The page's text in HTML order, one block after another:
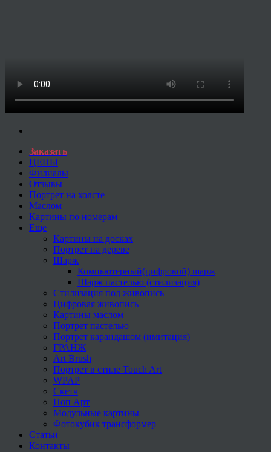
Заказать
ЦЕНЫ
Филиалы
Отзывы
Портрет на холсте
Маслом
Картины по номерам
Еще
Картины на досках
Портрет на дереве
Шарж
Компьютерный(цифровой) шарж
Шарж пастелью (стилизация)
Стилизация под живопись
Цифровая живопись
Картины маслом
Портрет пастелью
Портрет карандашом (имитация)
ГРАНЖ
Art Brush
Портрет в стиле Touch Art
WPAP
Скетч
Поп Арт
Модульные картины
Фотокубик трансформер
Статьи
Контакты